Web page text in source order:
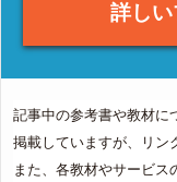
詳し
記事中の参考書や教材に
掲載していますが、リン
また、各教材やサービス